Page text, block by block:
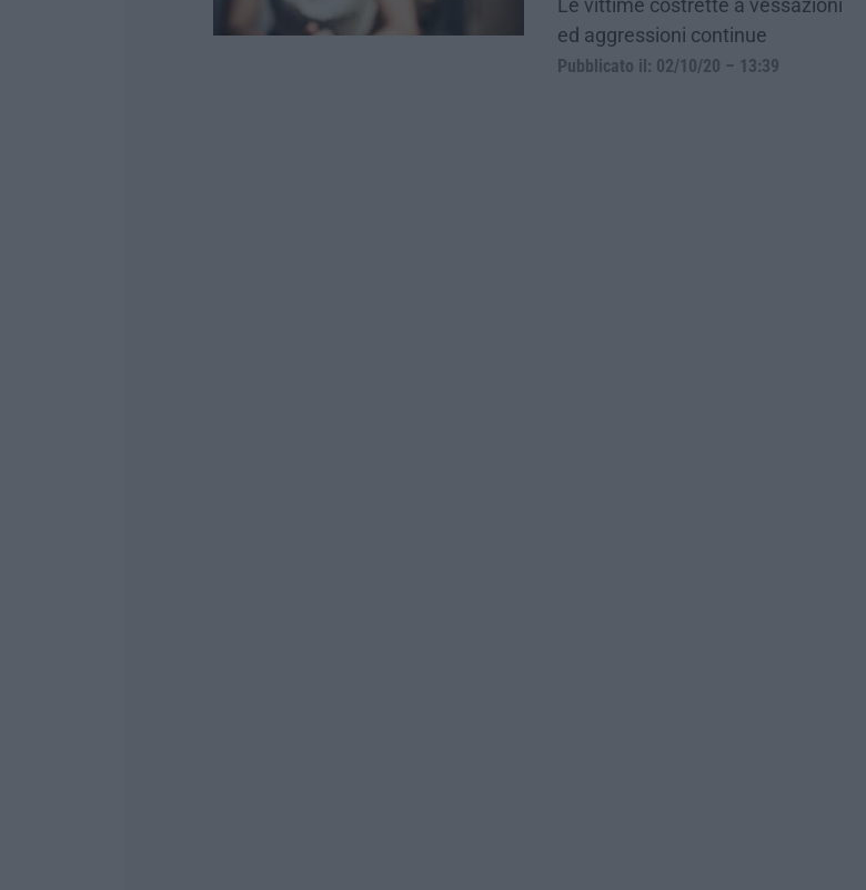
ed aggressioni continue
Pubblicato il: 02/10/20 – 13:39